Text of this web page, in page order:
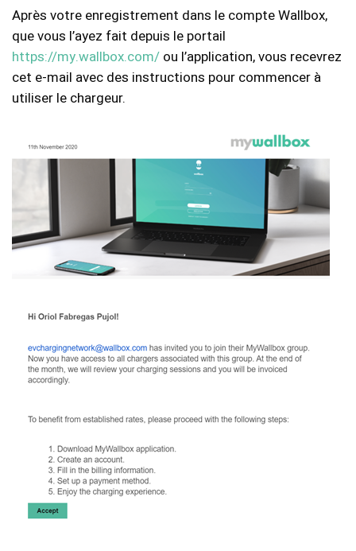
Après votre enregistrement dans le compte Wallbox,
que vous l’ayez fait depuis le portail
https://my.wallbox.com/ ou l’application, vous recevrez
cet e-mail avec des instructions pour commencer à
utiliser le chargeur.